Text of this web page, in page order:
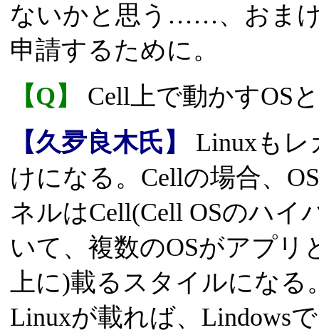
ないかと思う……、おま
申請するために。
【Q】
Cell上で動かすOS
【久夛良木氏】
Linuxもレ
けになる。Cellの場合、
ネルはCell(Cell OSのハ
いて、複数のOSがアプ
上に)載るスタイルになる
Linuxが載れば、Lindows